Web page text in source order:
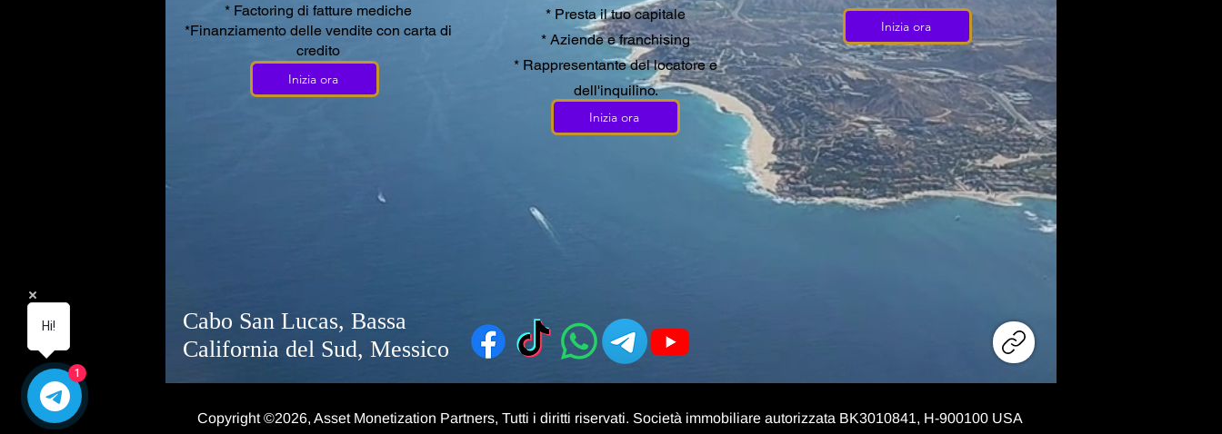
* Factoring di fatture mediche
*Finanziamento delle vendite con carta di
credito
Inizia ora
* Presta il tuo capitale
* Aziende e franchising
* Rappresentante del locatore e
dell'inquilino.
Inizia ora
Inizia ora
Cabo San Lucas, Bassa
California del Sud, Messico
Copyright ©2026, Asset Monetization Partners, Tutti i diritti riservati. Società immobiliare autorizzata BK3010841, H-900100 USA
Hi!
1